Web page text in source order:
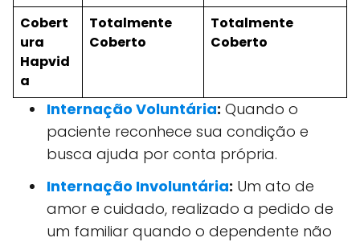
Cobert
ura
Hapvid
a
Totalmente
Coberto
Totalmente
Coberto
Internação Voluntária: Quando o
paciente reconhece sua condição e
busca ajuda por conta própria.
Internação Involuntária: Um ato de
amor e cuidado, realizado a pedido de
um familiar quando o dependente não